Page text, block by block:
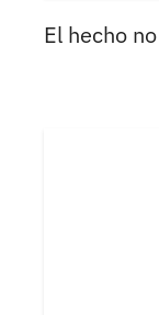
El hecho